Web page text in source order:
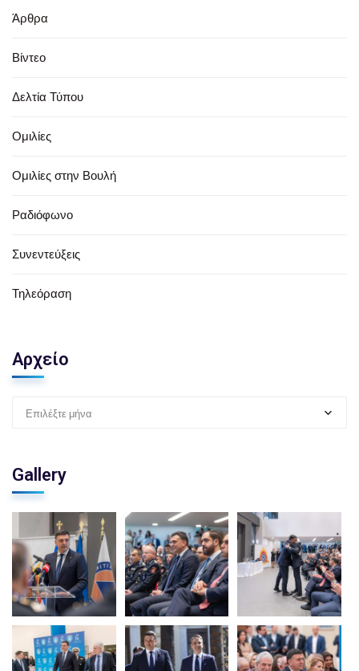
Άρθρα
Βίντεο
Δελτία Τύπου
Ομιλίες
Ομιλίες στην Βουλή
Ραδιόφωνο
Συνεντεύξεις
Τηλεόραση
Αρχείο
Επιλέξτε μήνα
Gallery